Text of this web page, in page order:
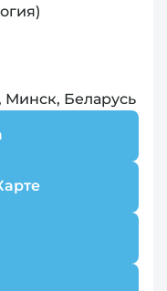
Минск, Беларусь